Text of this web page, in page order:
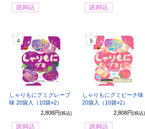
4
しゃりもにグミグレープ
味 20袋入（10袋×2）
2,808円 (税込)
5
しゃりもにグミピーチ味
20袋入（10袋×2）
2,808円 (税込)